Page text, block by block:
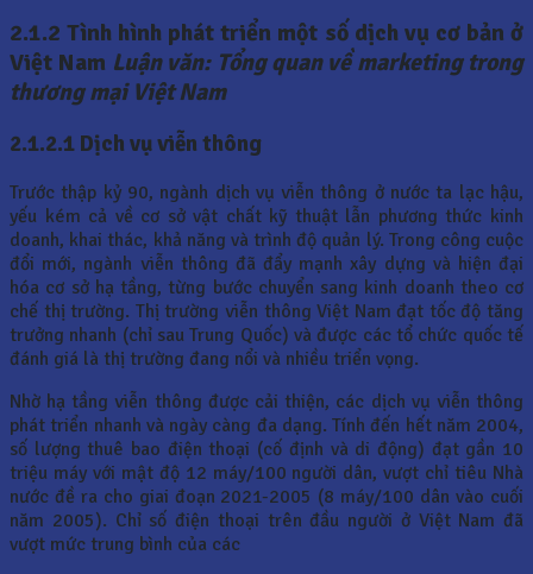
2.1.2 Tình hình phát triển một số dịch vụ cơ bản ở
Việt Nam Luận văn: Tổng quan về marketing trong
thương mại Việt Nam
2.1.2.1 Dịch vụ viễn thông
Trước thập kỷ 90, ngành dịch vụ viễn thông ở nước ta lạc hậu,
yếu kém cả về cơ sở vật chất kỹ thuật lẫn phương thức kinh
doanh, khai thác, khả năng và trình độ quản lý. Trong công cuộc
đổi mới, ngành viễn thông đã đẩy mạnh xây dựng và hiện đại
hóa cơ sở hạ tầng, từng bước chuyển sang kinh doanh theo cơ
chế thị trường. Thị trường viễn thông Việt Nam đạt tốc độ tăng
trưởng nhanh (chỉ sau Trung Quốc) và được các tổ chức quốc tế
đánh giá là thị trường đang nổi và nhiều triển vọng.
Nhờ hạ tầng viễn thông được cải thiện, các dịch vụ viễn thông
phát triển nhanh và ngày càng đa dạng. Tính đến hết năm 2004,
số lượng thuê bao điện thoại (cố định và di động) đạt gần 10
triệu máy với mật độ 12 máy/100 người dân, vượt chỉ tiêu Nhà
nước đề ra cho giai đoạn 2021-2005 (8 máy/100 dân vào cuối
năm 2005). Chỉ số điện thoại trên đầu người ở Việt Nam đã
vượt mức trung bình của các